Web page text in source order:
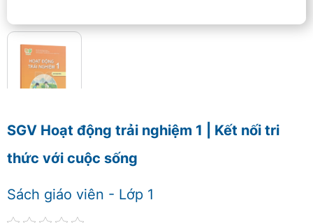
SGV Hoạt động trải nghiệm 1 | Kết nối tri
thức với cuộc sống
Sách giáo viên - Lớp 1